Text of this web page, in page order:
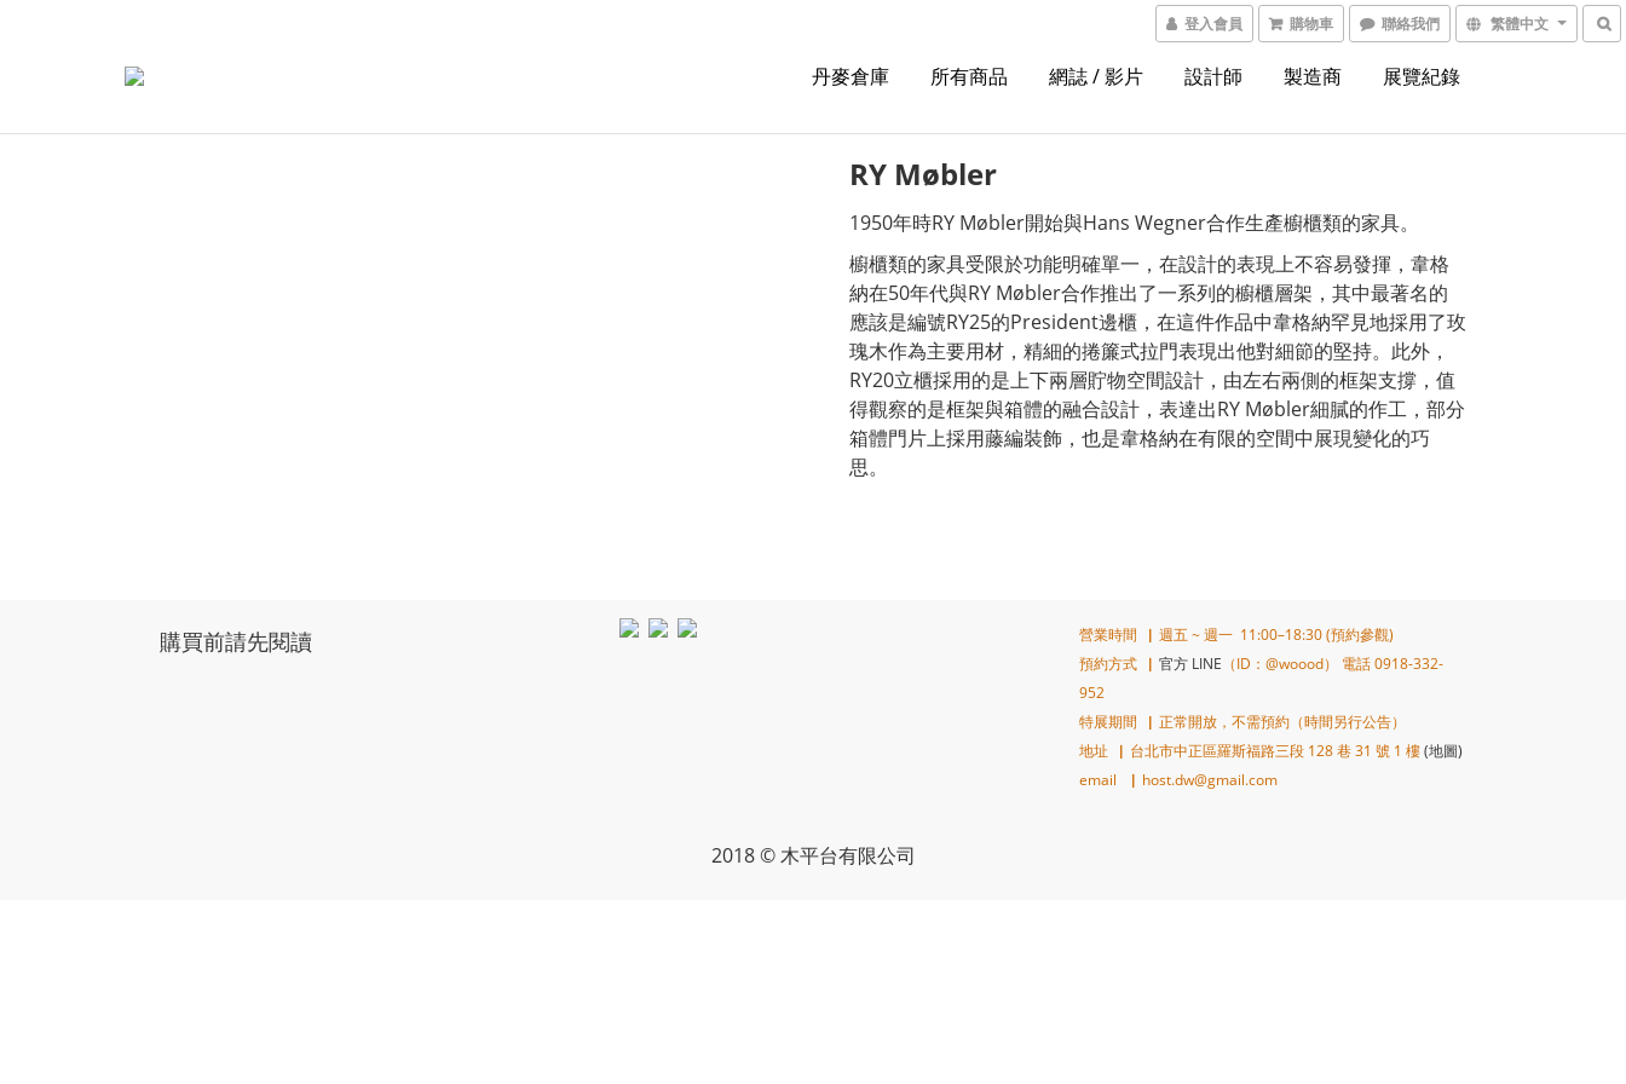
登入會員 購物車 聯絡我們 繁體中文
丹麥倉庫 所有商品 網誌 / 影片 設計師 製造商 展覽紀錄
RY Møbler
1950年時RY Møbler開始與Hans Wegner合作生產櫥櫃類的家具。
櫥櫃類的家具受限於功能明確單一，在設計的表現上不容易發揮，韋格
納在50年代與RY Møbler合作推出了一系列的櫥櫃層架，其中最著名的
應該是編號RY25的President邊櫃，在這件作品中韋格納罕見地採用了玫
瑰木作為主要用材，精細的捲簾式拉門表現出他對細節的堅持。此外，
RY20立櫃採用的是上下兩層貯物空間設計，由左右兩側的框架支撐，值
得觀察的是框架與箱體的融合設計，表達出RY Møbler細膩的作工，部分
箱體門片上採用藤編裝飾，也是韋格納在有限的空間中展現變化的巧
思。
購買前請先閱讀
營業時間▕ 週五 ~ 週一 11:00–18:30 (預約參觀)
預約方式▕ 官方 LINE （ID：@woood） 電話 0918-332-
952
特展期間▕ 正常開放，不需預約（時間另行公告）
地址▕ 台北市中正區羅斯福路三段 128 巷 31 號 1 樓(地圖)
email ▕ host.dw@gmail.com
2018 © 木平台有限公司